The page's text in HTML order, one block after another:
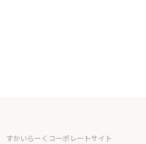
すかいらーくコーポレートサイト